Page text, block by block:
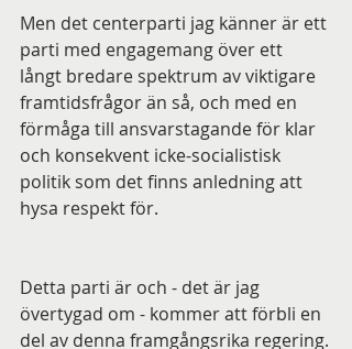
Men det centerparti jag känner är ett
parti med engagemang över ett
långt bredare spektrum av viktigare
framtidsfrågor än så, och med en
förmåga till ansvarstagande för klar
och konsekvent icke-socialistisk
politik som det finns anledning att
hysa respekt för.
Detta parti är och - det är jag
övertygad om - kommer att förbli en
del av denna framgångsrika regering.